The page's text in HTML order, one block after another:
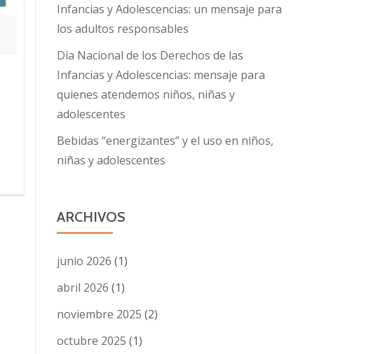
Infancias y Adolescencias: un mensaje para
los adultos responsables
Día Nacional de los Derechos de las
Infancias y Adolescencias: mensaje para
quienes atendemos niños, niñas y
adolescentes
Bebidas “energizantes” y el uso en niños,
niñas y adolescentes
ARCHIVOS
junio 2026 (1)
abril 2026 (1)
noviembre 2025 (2)
octubre 2025 (1)